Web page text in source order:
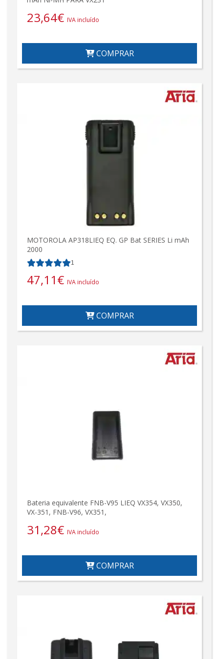
23,64€ IVA incluído
COMPRAR
MOTOROLA AP318LIEQ EQ. GP Bat SERIES Li mAh
2000
1
47,11€ IVA incluído
COMPRAR
Bateria equivalente FNB-V95 LIEQ VX354, VX350,
VX-351, FNB-V96, VX351,
31,28€ IVA incluído
COMPRAR